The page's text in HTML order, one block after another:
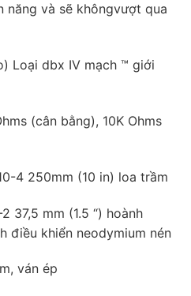
và sẽ khôngvượt qua
Loại dbx IV mạch ™ giới
(cân bằng), 10K Ohms
4 250mm (10 in) loa trầm
37,5 mm (1.5 “) hoành
điều khiển neodymium nén
ván ép